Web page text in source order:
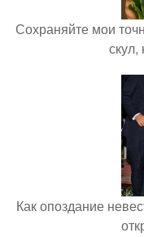
Сохраняйте мои
скул,
Как опоздание